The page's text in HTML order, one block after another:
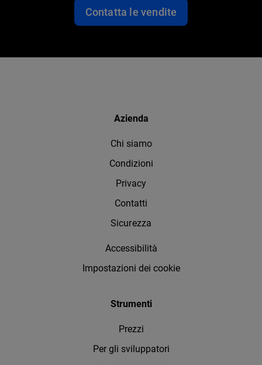
Contatta le vendite
Azienda
Chi siamo
Condizioni
Privacy
Contatti
Sicurezza
Accessibilità
Impostazioni dei cookie
Strumenti
Prezzi
Per gli sviluppatori